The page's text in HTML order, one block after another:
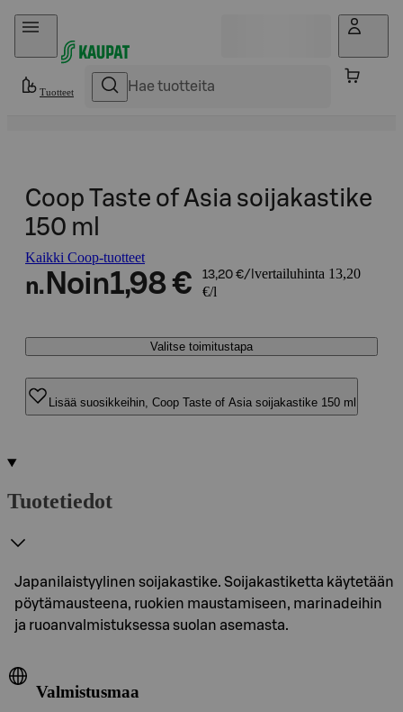
Hyppää sisältöön
Tuotteet
Coop Taste of Asia soijakastike
150 ml
Kaikki Coop-tuotteet
n. Noin1,98 € 13,20 €/l vertailuhinta 13,20
€/l
Valitse toimitustapa
Lisää suosikkeihin, Coop Taste of Asia soijakastike 150 ml
Tuotetiedot
Japanilaistyylinen soijakastike. Soijakastiketta käytetään
pöytämausteena, ruokien maustamiseen, marinadeihin
ja ruoanvalmistuksessa suolan asemasta.
Valmistusmaa